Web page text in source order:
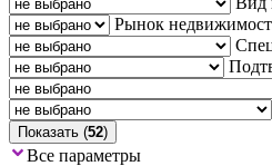
Рынок
Показать (52)
Все параметры